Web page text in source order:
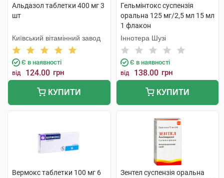
Альдазол таблетки 400 мг 3
шт
Київський вітамінний завод
Є в наявності
від 124.00 грн
КУПИТИ
Гельмінтокс суспензія
оральна 125 мг/2,5 мл 15 мл
1 флакон
Іннотера Шузі
Є в наявності
від 138.00 грн
КУПИТИ
Вермокс таблетки 100 мг 6
Зентел суспензія оральна